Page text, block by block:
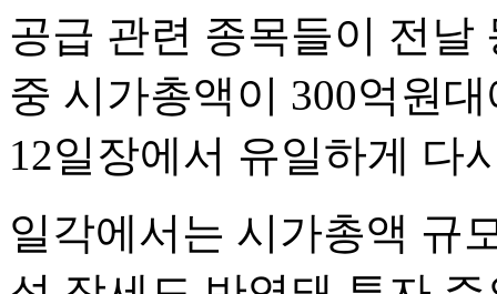
공급 관련 종목들이 전날
중 시가총액이 300억원
12일장에서 유일하게 다
일각에서는 시가총액 규